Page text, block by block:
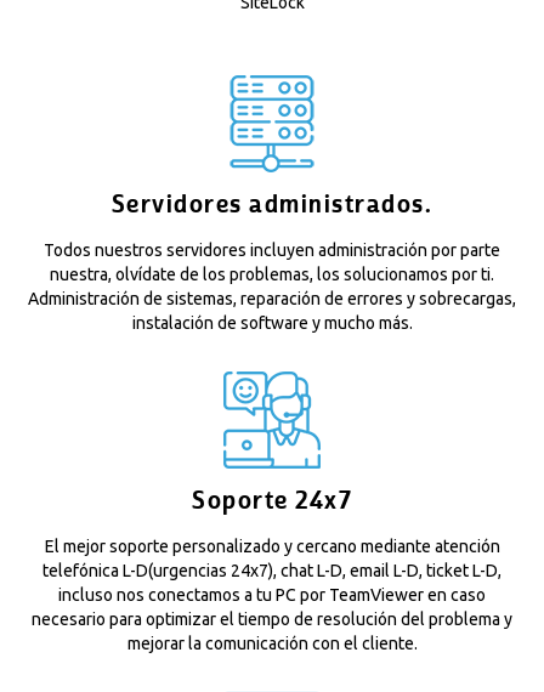
Servidores administrados.
Todos nuestros servidores incluyen administración por parte
nuestra, olvídate de los problemas, los solucionamos por ti.
Administración de sistemas, reparación de errores y sobrecargas,
instalación de software y mucho más.
Soporte 24x7
El mejor soporte personalizado y cercano mediante atención
telefónica L-D(urgencias 24x7), chat L-D, email L-D, ticket L-D,
incluso nos conectamos a tu PC por TeamViewer en caso
necesario para optimizar el tiempo de resolución del problema y
mejorar la comunicación con el cliente.